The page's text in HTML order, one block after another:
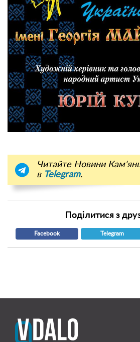
Читайте Новини
в Telegram.
Поділитися з
Facebook Telegram